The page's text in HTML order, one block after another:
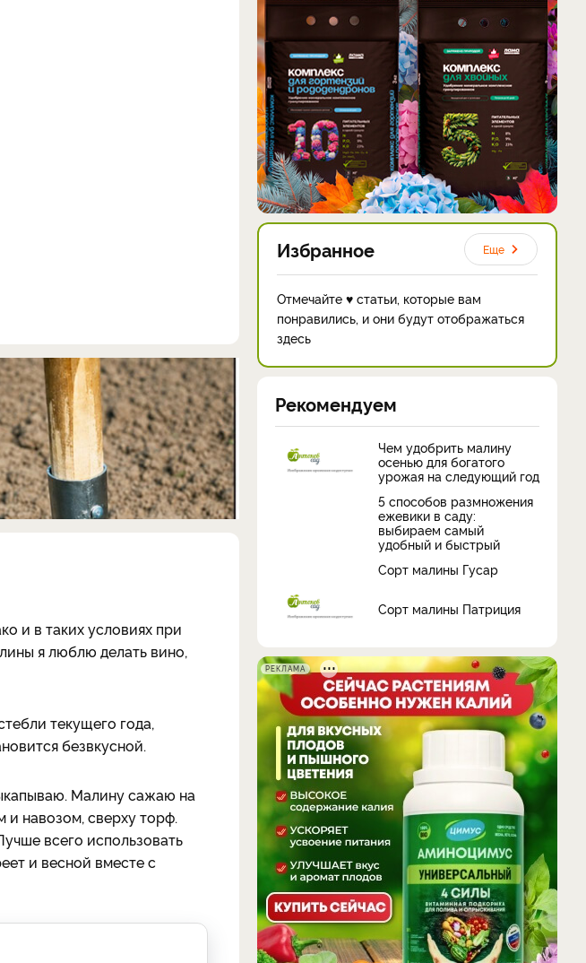
и в таких условиях при
я люблю делать вино,
текущего года,
безвкусной.
Малину сажаю на
навозом, сверху торф.
всего использовать
и весной вместе с
Избранное Еще
Отмечайте ♥ статьи, которые вам
понравились, и они будут отображаться
здесь
Рекомендуем
Чем удобрить малину
осенью для богатого
урожая на следующий год
5 способов размножения
ежевики в саду:
выбираем самый
удобный и быстрый
Сорт малины Гусар
Сорт малины Патриция
РЕКЛАМА